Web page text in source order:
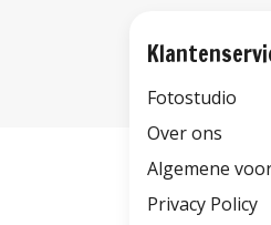
Fotostudio
Over ons
Algemene
Privacy Policy